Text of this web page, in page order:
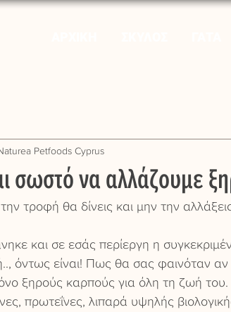
σωστό να αλλάζουμε
Petfoods Cyprus
τροφή θα δίνεις και μην την
και σε εσάς περίεργη η
όντως είναι! Πως θα σας φαινόταν
ξηρούς καρπούς για όλη τη ζωή του.
πρωτεΐνες, λιπαρά υψηλής